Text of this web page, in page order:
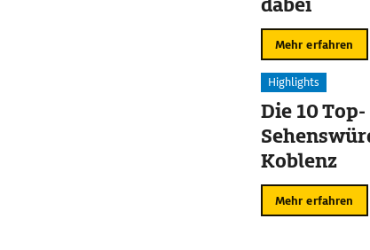
Mehr erfahren
Highlights
Die 10 Top-
Koblenz
Mehr erfahren